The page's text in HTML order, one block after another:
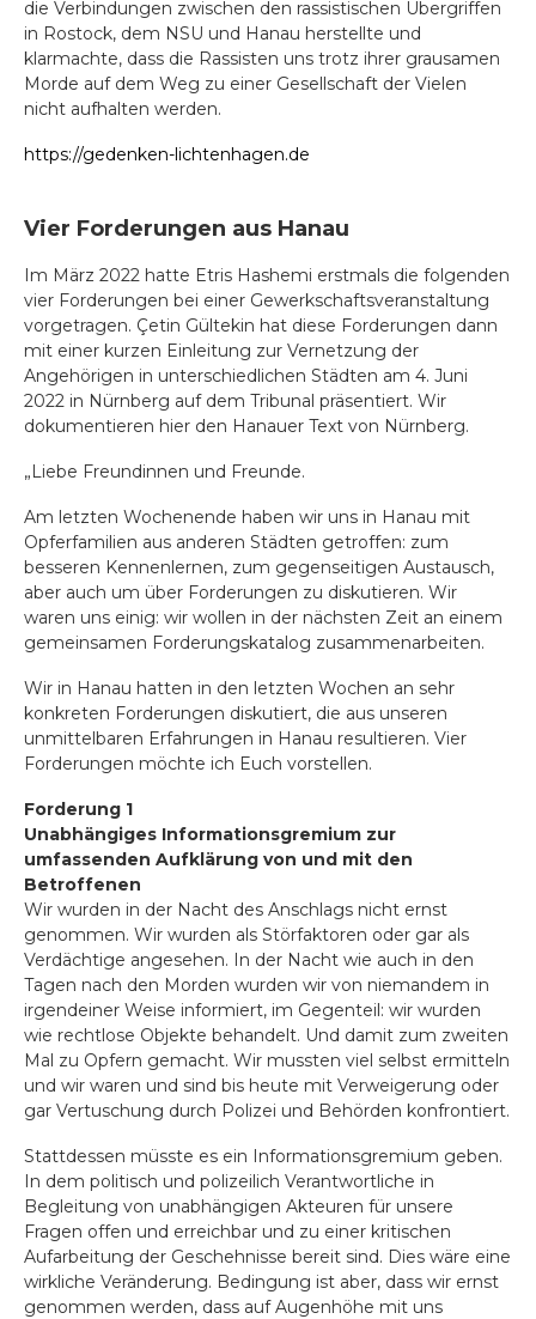
die Verbindungen zwischen den rassistischen Übergriffen
in Rostock, dem NSU und Hanau herstellte und
klarmachte, dass die Rassisten uns trotz ihrer grausamen
Morde auf dem Weg zu einer Gesellschaft der Vielen
nicht aufhalten werden.
https://gedenken-lichtenhagen.de
Vier Forderungen aus Hanau
Im März 2022 hatte Etris Hashemi erstmals die folgenden
vier Forderungen bei einer Gewerkschaftsveranstaltung
vorgetragen. Çetin Gültekin hat diese Forderungen dann
mit einer kurzen Einleitung zur Vernetzung der
Angehörigen in unterschiedlichen Städten am 4. Juni
2022 in Nürnberg auf dem Tribunal präsentiert. Wir
dokumentieren hier den Hanauer Text von Nürnberg.
„Liebe Freundinnen und Freunde.
Am letzten Wochenende haben wir uns in Hanau mit
Opferfamilien aus anderen Städten getroffen: zum
besseren Kennenlernen, zum gegenseitigen Austausch,
aber auch um über Forderungen zu diskutieren. Wir
waren uns einig: wir wollen in der nächsten Zeit an einem
gemeinsamen Forderungskatalog zusammenarbeiten.
Wir in Hanau hatten in den letzten Wochen an sehr
konkreten Forderungen diskutiert, die aus unseren
unmittelbaren Erfahrungen in Hanau resultieren. Vier
Forderungen möchte ich Euch vorstellen.
Forderung 1
Unabhängiges Informationsgremium zur
umfassenden Aufklärung von und mit den
Betroffenen
Wir wurden in der Nacht des Anschlags nicht ernst
genommen. Wir wurden als Störfaktoren oder gar als
Verdächtige angesehen. In der Nacht wie auch in den
Tagen nach den Morden wurden wir von niemandem in
irgendeiner Weise informiert, im Gegenteil: wir wurden
wie rechtlose Objekte behandelt. Und damit zum zweiten
Mal zu Opfern gemacht. Wir mussten viel selbst ermitteln
und wir waren und sind bis heute mit Verweigerung oder
gar Vertuschung durch Polizei und Behörden konfrontiert.
Stattdessen müsste es ein Informationsgremium geben.
In dem politisch und polizeilich Verantwortliche in
Begleitung von unabhängigen Akteuren für unsere
Fragen offen und erreichbar und zu einer kritischen
Aufarbeitung der Geschehnisse bereit sind. Dies wäre eine
wirkliche Veränderung. Bedingung ist aber, dass wir ernst
genommen werden, dass auf Augenhöhe mit uns